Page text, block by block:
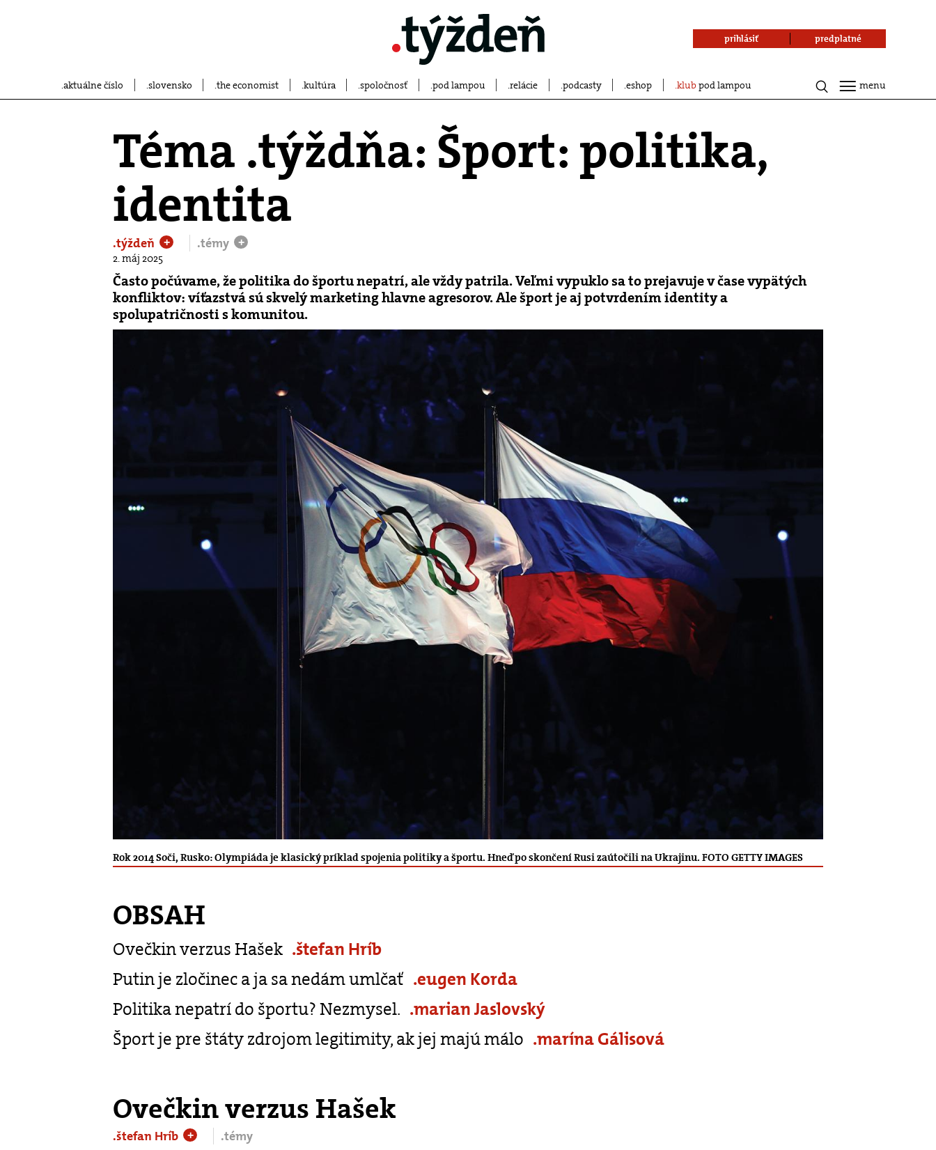
aktuálne číslo slovensko the economist kultúra spoločnosť pod lampou relácie podcasty eshop klubpod lampou
prihlásiť predplatné
menu
Téma .týždňa: Šport: politika,
identita
.týždeň + .témy +
2. máj 2025
Často počúvame, že politika do športu nepatrí, ale vždy patrila. Veľmi vypuklo sa to prejavuje v čase vypätých
konfliktov: víťazstvá sú skvelý marketing hlavne agresorov. Ale šport je aj potvrdením identity a
spolupatričnosti s komunitou.
Rok 2014 Soči, Rusko: Olympiáda je klasický príklad spojenia politiky a športu. Hneď po skončení Rusi zaútočili na Ukrajinu. FOTO GETTY IMAGES
OBSAH
Ovečkin verzus Hašek .štefan Hríb
Putin je zločinec a ja sa nedám umlčať .eugen Korda
Politika nepatrí do športu? Nezmysel. .marian Jaslovský
Šport je pre štáty zdrojom legitimity, ak jej majú málo .marína Gálisová
Ovečkin verzus Hašek
.štefan Hríb + .témy